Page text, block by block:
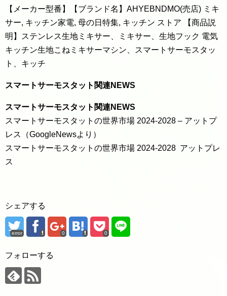
【メーカー型番】【ブランド名】AHYEBNDMO(売店) ミキ
サー, キッチン家電, 母の日特集, キッチン ストア 【商品説
明】ステンレス生地ミキサー、ミキサー、生地フック 電気
キッチン生地こねミキサーマシン、スマートサーモスタッ
ト、キッチ
スマートサーモスタット関連NEWS
スマートサーモスタット関連NEWS
スマートサーモスタットの世界市場 2024-2028 – アットプ
レス（GoogleNewsより）
スマートサーモスタットの世界市場 2024-2028 アットプレ
ス
シェアする
error 0 0
フォローする